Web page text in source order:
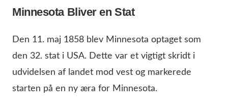
Minnesota Bliver en Stat
Den 11. maj 1858 blev Minnesota optaget som
den 32. stat i USA. Dette var et vigtigt skridt i
udvidelsen af landet mod vest og markerede
starten på en ny æra for Minnesota.